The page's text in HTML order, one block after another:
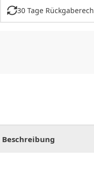
30 Tage
Beschreibung